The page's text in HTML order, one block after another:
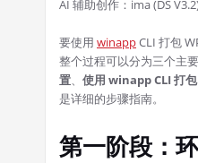
AI 辅助创作：ima (DS
要使用 winappCLI 打包
整个过程可以分为三个主
置、 使用 winapp CLI 打包
是详细的步骤指南。
第一阶段：